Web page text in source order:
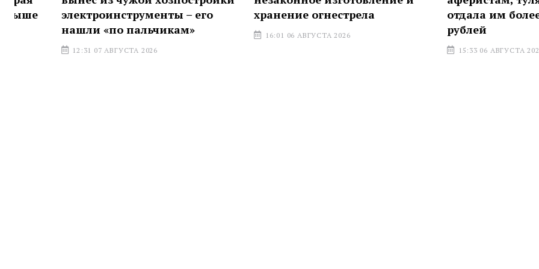
электроинструменты – его
нашли «по пальчикам»
12:31 07 АВГУСТА 2026
хранение огнестрела
16:01 06 АВГУСТА 2026
отдала им более 3
15:33 06 АВГУСТА 2026